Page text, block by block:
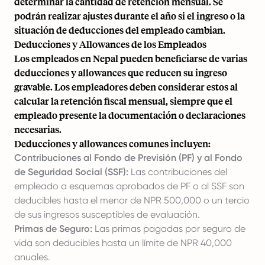
podrán realizar ajustes durante el año si el ingreso o la
situación de deducciones del empleado cambian.
Deducciones y Allowances de los Empleados
Los empleados en Nepal pueden beneficiarse de varias
deducciones y allowances que reducen su ingreso
gravable. Los empleadores deben considerar estos al
calcular la retención fiscal mensual, siempre que el
empleado presente la documentación o declaraciones
necesarias.
Deducciones y allowances comunes incluyen:
Contribuciones al Fondo de Previsión (PF) y al Fondo
de Seguridad Social (SSF): Las contribuciones del
empleado a esquemas aprobados de PF o al SSF son
deducibles hasta el menor de NPR 500,000 o un tercio
de sus ingresos susceptibles de evaluación.
Primas de Seguro: Las primas pagadas por seguro de
vida son deducibles hasta un límite de NPR 40,000
anuales.